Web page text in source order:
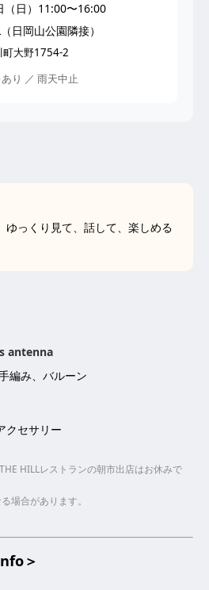
（日）11:00〜16:00
日岡山公園隣接）
町大野1754-2
り ／ 雨天中止
ゆっくり見て、話して、楽しめる
antenna
編み、バルーン
クセサリー
HILLレストランの朝市出店はお休みで
場合があります。
＞